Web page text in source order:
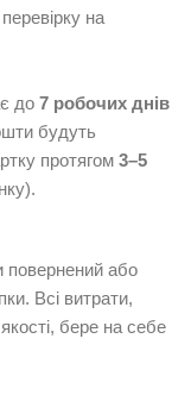
на
до 7 робочих днів
будуть
протягом 3–5
повернений або
Всі витрати,
бере на себе